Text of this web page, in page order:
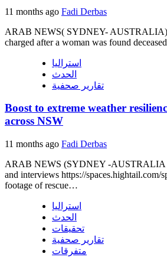
11 months ago Fadi Derbas
ARAB NEWS( SYDNEY- AUSTRALIA)
charged after a woman was found
استراليا
الحدث
تقارير صحفية
Boost to extreme weather
across NSW
11 months ago Fadi Derbas
ARAB NEWS (SYDNEY -AUSTRALIA
and interviews https://spaces.hightail.com/
footage of rescue…
استراليا
الحدث
تحقيقات
تقارير صحفية
متفرقات